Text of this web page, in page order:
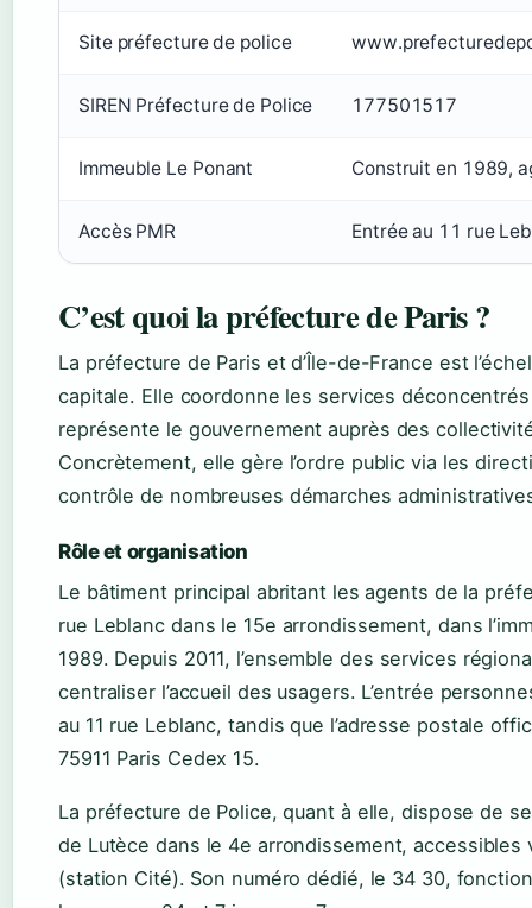
Site préfecture de police
SIREN Préfecture de Police 177501517
Immeuble Le Ponant Construit en 1989,
Accès PMR Entrée au 11 rue
C’est quoi la préfecture de Paris ?
La préfecture de Paris et d’Île-de-France est
capitale. Elle coordonne les services
représente le gouvernement auprès des
Concrètement, elle gère l’ordre public via les
contrôle de nombreuses démarches
Rôle et organisation
Le bâtiment principal abritant les agents de la
rue Leblanc dans le 15e arrondissement, dans
1989. Depuis 2011, l’ensemble des services
centraliser l’accueil des usagers. L’entrée
au 11 rue Leblanc, tandis que l’adresse postale
75911 Paris Cedex 15.
La préfecture de Police, quant à elle, dispose de
de Lutèce dans le 4e arrondissement, accessibles
(station Cité). Son numéro dédié, le 34 30,